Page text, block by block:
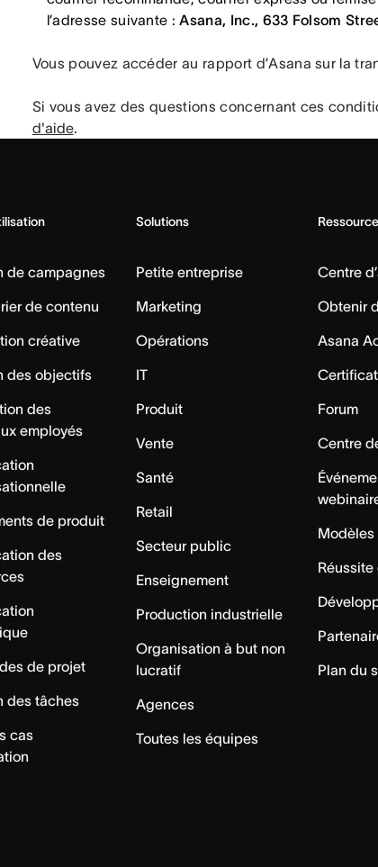
l’adresse suivante :Asana, Inc., 633 Folsom
Vous pouvez accéder au rapport d’Asana sur la
Si vous avez des questions concernant ces
d'aide.
de campagnes
de contenu
créative
des objectifs
des
employés
de produit
des
de projet
des tâches
cas
Solutions
Petite entreprise
Marketing
Opérations
IT
Produit
Vente
Santé
Retail
Secteur public
Enseignement
Production industrielle
Organisation à but non
lucratif
Agences
Toutes les équipes
Centre
Obtenir
Asana
Forum
Centre
Plan du